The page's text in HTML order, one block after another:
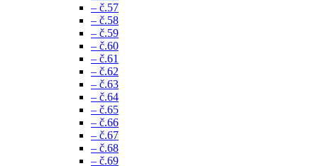
– č.57
– č.58
– č.59
– č.60
– č.61
– č.62
– č.63
– č.64
– č.65
– č.66
– č.67
– č.68
– č.69